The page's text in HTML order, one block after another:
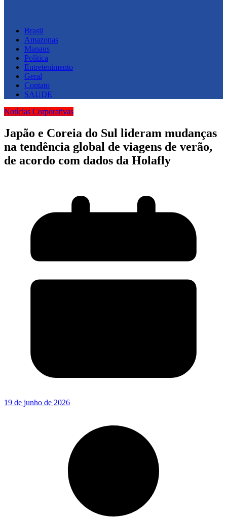
Brasil
Amazonas
Manaus
Política
Entretenimento
Geral
Contato
SAUDE
Notícias Corporativas
Japão e Coreia do Sul lideram mudanças
na tendência global de viagens de verão,
de acordo com dados da Holafly
19 de junho de 2026